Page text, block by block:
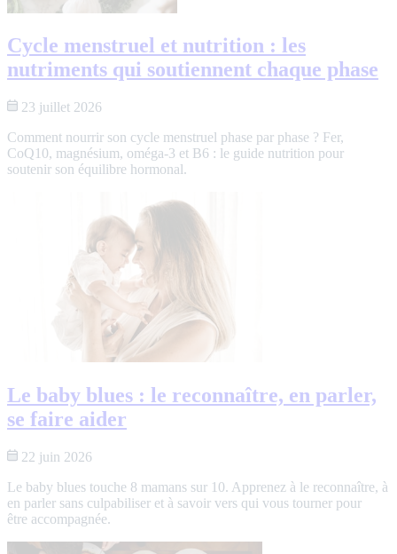
Cycle menstruel et nutrition : les
nutriments qui soutiennent chaque phase
23 juillet 2026
Comment nourrir son cycle menstruel phase par phase ? Fer,
CoQ10, magnésium, oméga-3 et B6 : le guide nutrition pour
soutenir son équilibre hormonal.
Le baby blues : le reconnaître, en parler,
se faire aider
22 juin 2026
Le baby blues touche 8 mamans sur 10. Apprenez à le reconnaître, à
en parler sans culpabiliser et à savoir vers qui vous tourner pour
être accompagnée.